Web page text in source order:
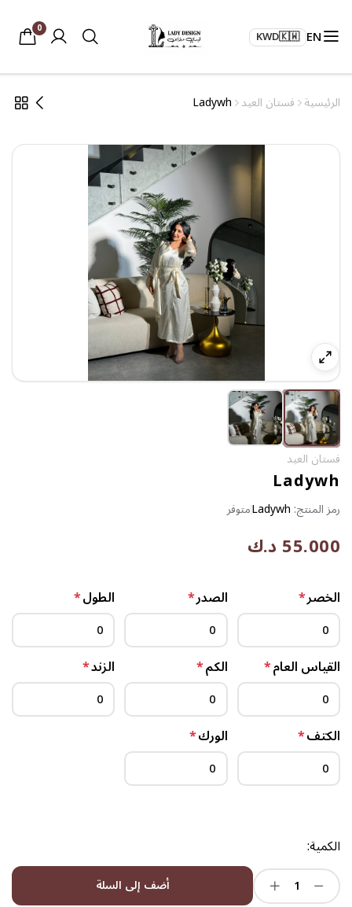
EN
🇰🇼
KWD
0
الرئيسية فستان العيد Ladywh
فستان العيد
Ladywh
رمز المنتج: Ladywhمتوفر
55.000 د.ك
الخصر* الصدر* الطول*
القياس العام* الكم* الزند*
الكتف* الورك*
الكمية:
أضف إلى السلة